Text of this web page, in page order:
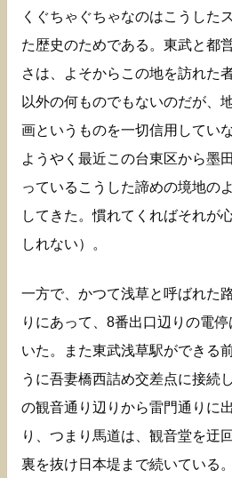
くぐちゃぐちゃなのはこうした
た歴史のためである。東武と都
さは、よそからこの地を訪れた
以外の何ものでもないのだが、
画というものを一切信用してい
ようやく最近この台東区から墨
っているこうした諦めの境地の
してきた。慣れてくればそれが
しれない）。
一方で、かつて浅草と呼ばれた
りにあって、8番出口辺りの電
いた。また東武浅草駅ができる
うに吾妻橋西詰め交差点に接続
の観音通り辺りから雷門通りに
り、つまり馬道は、観音堂を迂
裏を抜け日本堤まで続いている。